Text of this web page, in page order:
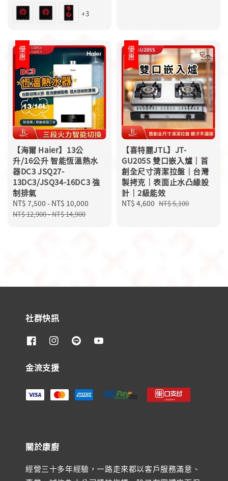
+3
優惠
【海爾 Haier】13公
升/16公升 智能恆溫熱水
器DC3 JSQ27-
13DC3/JSQ34-16DC3 強
制排氣
Sale
price
NT$ 7,500 - NT$ 10,000
NT$ 12,900-NT$ 14,900
優惠
【喜特麗JTL】JT-
GU205S 雙口嵌入爐｜首
創全尺寸清潔拉盤｜台灣
製拷克｜表面止水凸緣設
計｜2級能效
Sale
NT$ 4,600 Regular
NT$ 5,100
社群快訊
金流支援
關於康廚
經營三十多年經驗，一路走來都以客戶服務滿意、